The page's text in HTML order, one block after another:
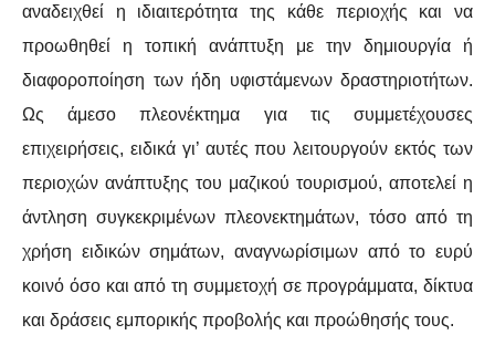
αναδειχθεί η ιδιαιτερότητα της κάθε περιοχής και να
προωθηθεί η τοπική ανάπτυξη με την δημιουργία ή
διαφοροποίηση των ήδη υφιστάμενων δραστηριοτήτων.
Ως άμεσο πλεονέκτημα για τις συμμετέχουσες
επιχειρήσεις, ειδικά γι’ αυτές που λειτουργούν εκτός των
περιοχών ανάπτυξης του μαζικού τουρισμού, αποτελεί η
άντληση συγκεκριμένων πλεονεκτημάτων, τόσο από τη
χρήση ειδικών σημάτων, αναγνωρίσιμων από το ευρύ
κοινό όσο και από τη συμμετοχή σε προγράμματα, δίκτυα
και δράσεις εμπορικής προβολής και προώθησής τους.